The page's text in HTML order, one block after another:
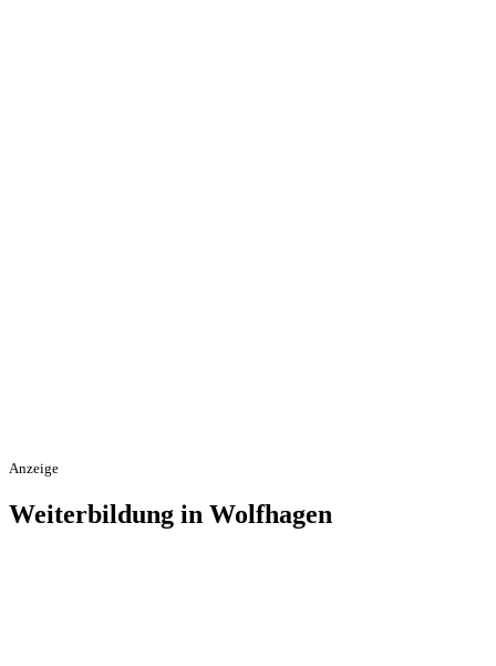
Anzeige
Weiterbildung in Wolfhagen